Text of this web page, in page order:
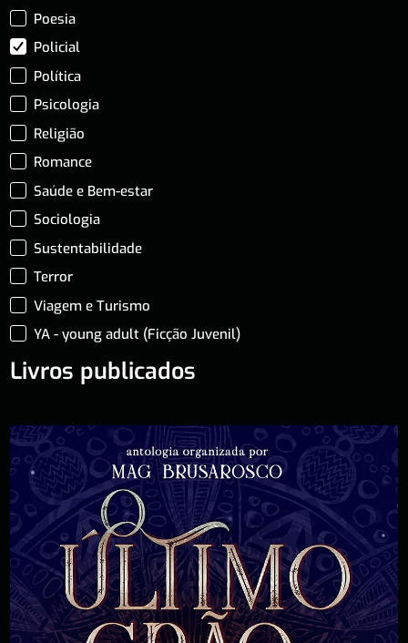
Poesia
Policial
Política
Psicologia
Religião
Romance
Saúde e Bem-estar
Sociologia
Sustentabilidade
Terror
Viagem e Turismo
YA - young adult (Ficção Juvenil)
Livros publicados